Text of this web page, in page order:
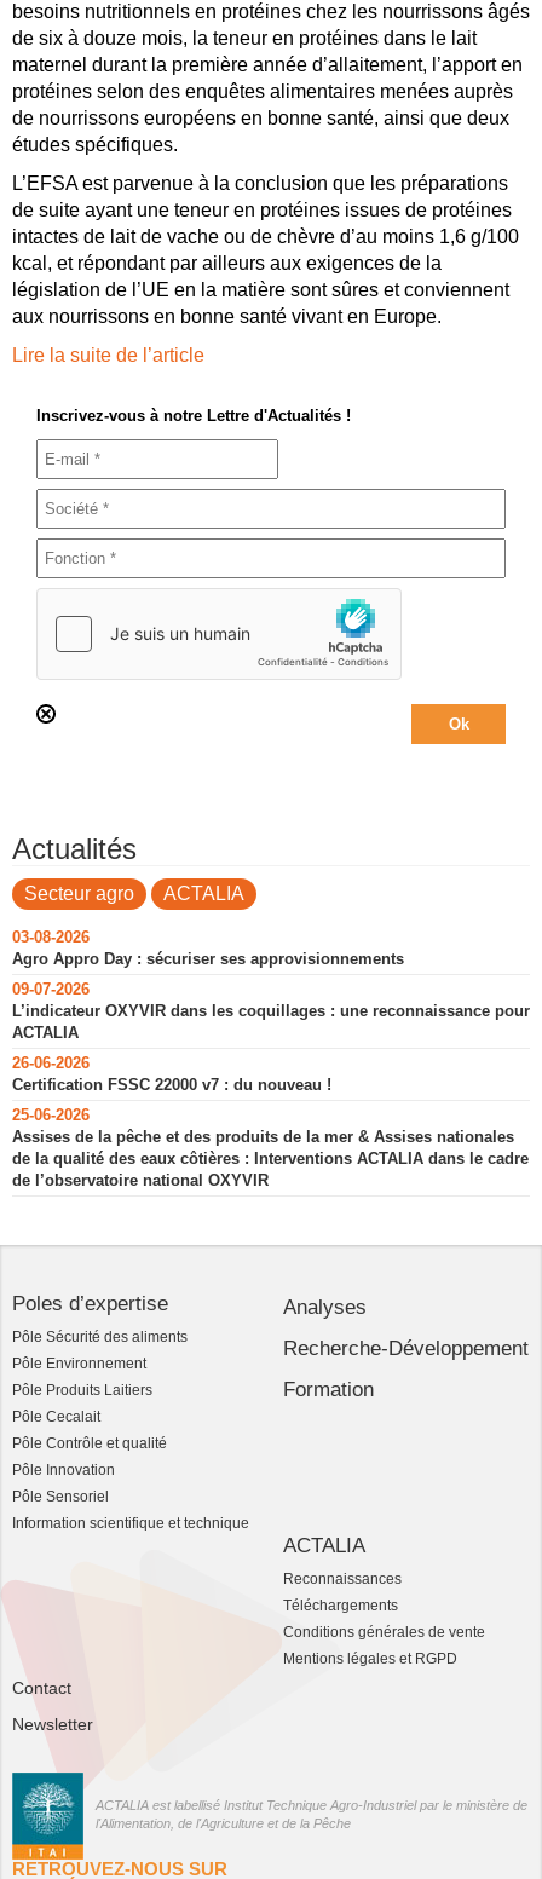
besoins nutritionnels en protéines chez les nourrissons âgés
de six à douze mois, la teneur en protéines dans le lait
maternel durant la première année d’allaitement, l’apport en
protéines selon des enquêtes alimentaires menées auprès
de nourrissons européens en bonne santé, ainsi que deux
études spécifiques.
L’EFSA est parvenue à la conclusion que les préparations
de suite ayant une teneur en protéines issues de protéines
intactes de lait de vache ou de chèvre d’au moins 1,6 g/100
kcal, et répondant par ailleurs aux exigences de la
législation de l’UE en la matière sont sûres et conviennent
aux nourrissons en bonne santé vivant en Europe.
Lire la suite de l’article
Inscrivez-vous à notre Lettre d'Actualités !
Actualités
Secteur agro ACTALIA
03-08-2026
Agro Appro Day : sécuriser ses approvisionnements
09-07-2026
L’indicateur OXYVIR dans les coquillages : une reconnaissance pour
ACTALIA
26-06-2026
Certification FSSC 22000 v7 : du nouveau !
25-06-2026
Assises de la pêche et des produits de la mer & Assises nationales
de la qualité des eaux côtières : Interventions ACTALIA dans le cadre
de l’observatoire national OXYVIR
Poles d’expertise
Pôle Sécurité des aliments
Pôle Environnement
Pôle Produits Laitiers
Pôle Cecalait
Pôle Contrôle et qualité
Pôle Innovation
Pôle Sensoriel
Information scientifique et technique
Analyses
Recherche-Développement
Formation
ACTALIA
Reconnaissances
Téléchargements
Conditions générales de vente
Mentions légales et RGPD
Contact
Newsletter
ACTALIA est labellisé Institut Technique Agro-Industriel par le ministère de
l'Alimentation, de l'Agriculture et de la Pêche
RETROUVEZ-NOUS SUR